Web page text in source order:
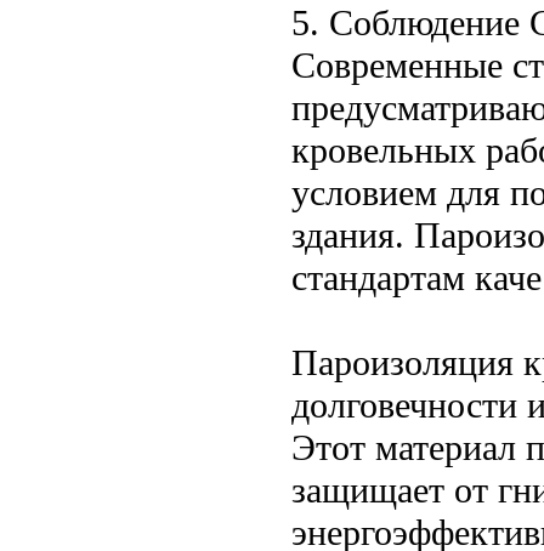
5. Соблюдение
Современные
кровельных
условием для
здания.
стандартам
Пароизоляция
долговечности
Этот материал
защищает от